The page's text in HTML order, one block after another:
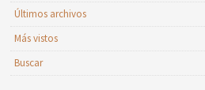
Últimos archivos
Más vistos
Buscar